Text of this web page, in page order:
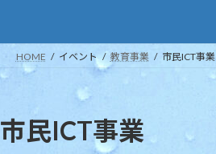
HOME イベント 教育事業 市民ICT事業
市民ICT事業